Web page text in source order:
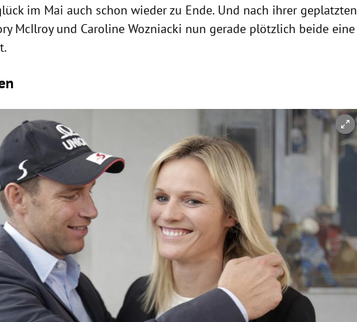
im Mai auch schon wieder zu Ende. Und nach ihrer geplatzten
McIlroyund Caroline Wozniacki nun gerade plötzlich beide eine
schließen